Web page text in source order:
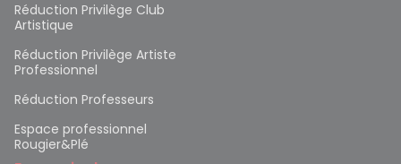
Réduction Privilège Club
Artistique
Réduction Privilège Artiste
Professionnel
Réduction Professeurs
Espace professionnel
Rougier&Plé